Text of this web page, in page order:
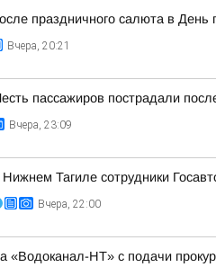
праздничного салюта в День
Вчера, 20:21
пассажиров пострадали
Вчера, 23:09
Тагиле сотрудники
Вчера, 22:00
«Водоканал-НТ» с подачи